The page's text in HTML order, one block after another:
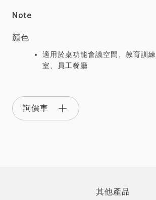
Note
顏色
適用於桌功能會議空間、教育訓
室、員工餐廳
詢價車
其他產品